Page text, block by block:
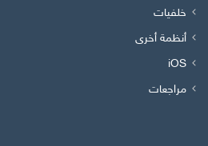
خلفيات
أنظمة أخرى
iOS
مراجعات